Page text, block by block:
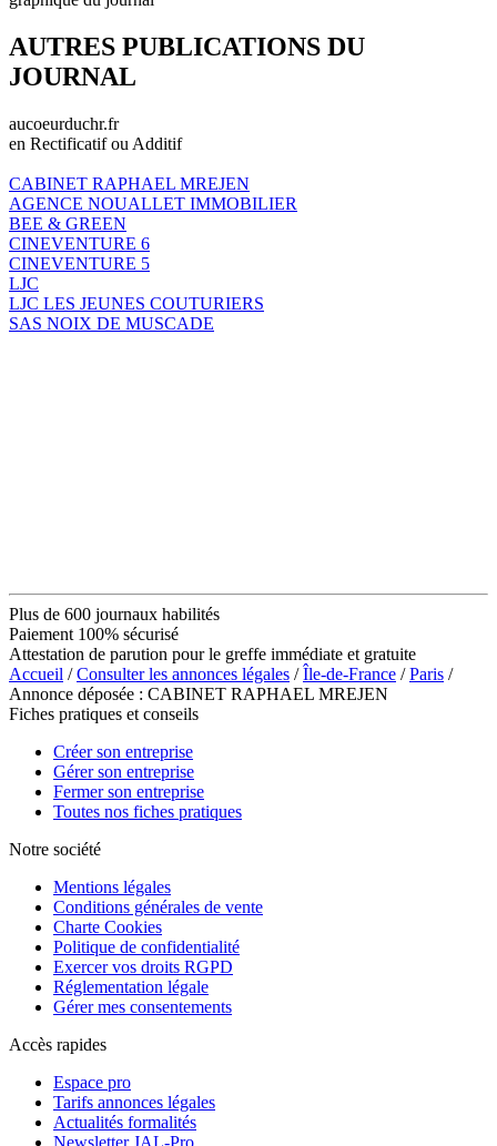
AUTRES PUBLICATIONS DU
JOURNAL
aucoeurduchr.fr
en Rectificatif ou Additif
CABINET RAPHAEL MREJEN
AGENCE NOUALLET IMMOBILIER
BEE & GREEN
CINEVENTURE 6
CINEVENTURE 5
LJC
LJC LES JEUNES COUTURIERS
SAS NOIX DE MUSCADE
Plus de 600 journaux habilités
Paiement 100% sécurisé
Attestation de parution pour le greffe immédiate et gratuite
Accueil /Consulter les annonces légales /Île-de-France /Paris /
Annonce déposée : CABINET RAPHAEL MREJEN
Fiches pratiques et conseils
Créer son entreprise
Gérer son entreprise
Fermer son entreprise
Toutes nos fiches pratiques
Notre société
Mentions légales
Conditions générales de vente
Charte Cookies
Politique de confidentialité
Exercer vos droits RGPD
Réglementation légale
Gérer mes consentements
Accès rapides
Espace pro
Tarifs annonces légales
Actualités formalités
Newsletter JAL-Pro